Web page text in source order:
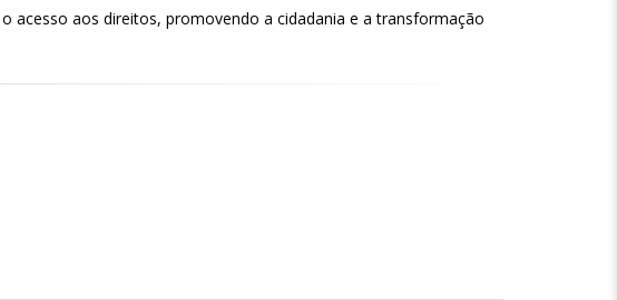
acesso aos direitos, promovendo a cidadania e a transformação